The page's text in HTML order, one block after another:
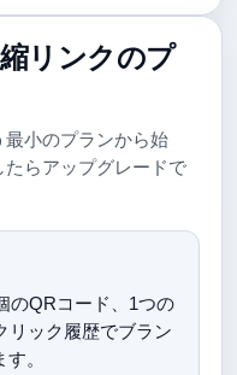
リンクのプ
小のプランから始
らアップグレードで
のQRコード、1つの
リック履歴でブラン
。